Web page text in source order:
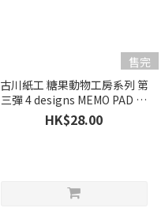
售完
古川紙工 糖果動物工房系列 第
三彈 4 designs MEMO PAD 便
條本 - 梳打海豹〈夏季限定〉
HK$28.00